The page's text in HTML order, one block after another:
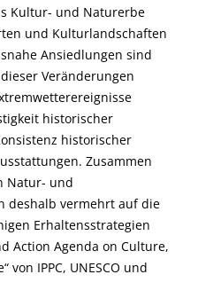
Kultur- und Naturerbe
und Kulturlandschaften
Ansiedlungen sind
Veränderungen
historischer
historischer
Zusammen
Natur- und
deshalb vermehrt auf die
Erhaltensstrategien
Action Agenda on Culture,
von IPPC, UNESCO und